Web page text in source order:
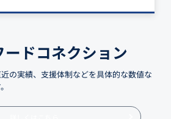
ドコネクション
の実績、支援体制などを具体的な数値な